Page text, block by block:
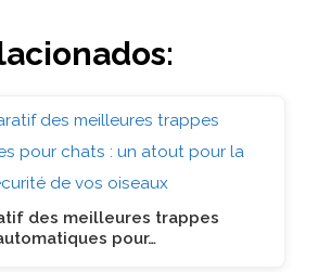
des meilleures trappes
pour…